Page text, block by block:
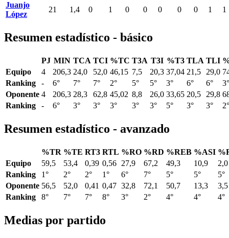
Juanjo
López
21 1,4 0 1 0 0 0 0 0 1 1
Resumen estadístico - básico
PJ MIN TCA TCI %TC T3A T3I %T3 TLA TLI
Equipo
4 206,3 24,0 52,0 46,15 7,5 20,3 37,04 21,5 29,0
Ranking
- 6° 7° 7° 2° 5° 5° 3° 6° 6°
3°
Oponente 4 206,3 28,3 62,8 45,02 8,8 26,0 33,65 20,5 29,8
Ranking
- 6° 3° 3° 3° 3° 3° 5° 3° 3° 2°
Resumen estadístico - avanzado
%TR %TE RT3 RTL %RO %RD %REB %ASI
Equipo
59,5 53,4 0,39 0,56 27,9 67,2 49,3 10,9
2,0
Ranking
1° 2° 2° 1° 6° 7° 5° 5°
5°
Oponente 56,5 52,0 0,41 0,47 32,8 72,1 50,7 13,3
3,5
Ranking
8° 7° 7° 8° 3° 2° 4° 4° 4°
Medias por partido